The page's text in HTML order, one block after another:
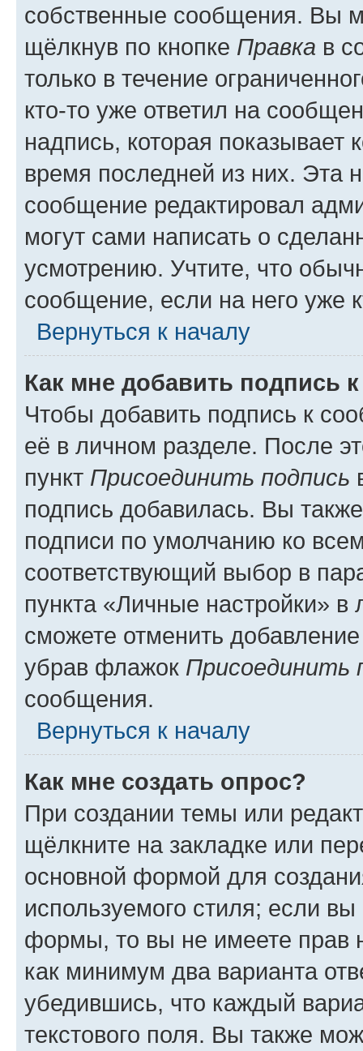
собственные сообщения. Вы
щёлкнув по кнопке Правка в
только в течение
кто-то уже ответил на
надпись, которая показывает
время последней из них. Эта
сообщение редактировал
могут сами написать о
усмотрению. Учтите, что
сообщение, если на него уже
Вернуться к началу
Как мне добавить подпись
Чтобы добавить подпись к
её в личном разделе. После
пункт Присоединить подпись
подпись добавилась. Вы
подписи по умолчанию ко
соответствующий выбор в
пункта «Личные настройки»
сможете отменить
убрав флажок Присоединить
сообщения.
Вернуться к началу
Как мне создать опрос?
При создании темы или
щёлкните на закладке или
основной формой для
используемого стиля; если
формы, то вы не имеете прав
как минимум два варианта
убедившись, что каждый
текстового поля. Вы также